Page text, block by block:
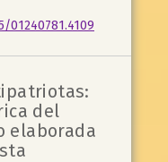
01240781.4109
del
elaborada